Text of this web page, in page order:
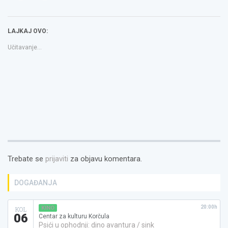
u
prozoru)
u to
LAJKAJ OVO:
Učitavanje...
Trebate se prijaviti za objavu komentara.
DOGAĐANJA
KOL
06
KINO
Centar za kulturu Korčula
Psići u ophodnji: dino avantura / sink
20:00h